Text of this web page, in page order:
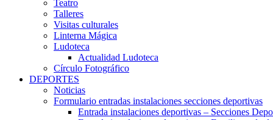
Teatro
Talleres
Visitas culturales
Linterna Mágica
Ludoteca
Actualidad Ludoteca
Círculo Fotográfico
DEPORTES
Noticias
Formulario entradas instalaciones secciones deportivas
Entrada instalaciones deportivas – Secciones